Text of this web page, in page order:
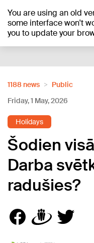
You are using an old
some interface won't
you to update your
+23°C
1188 news
Public
Friday, 1 May, 2026
Holidays
Šodien
Darba
radušies?